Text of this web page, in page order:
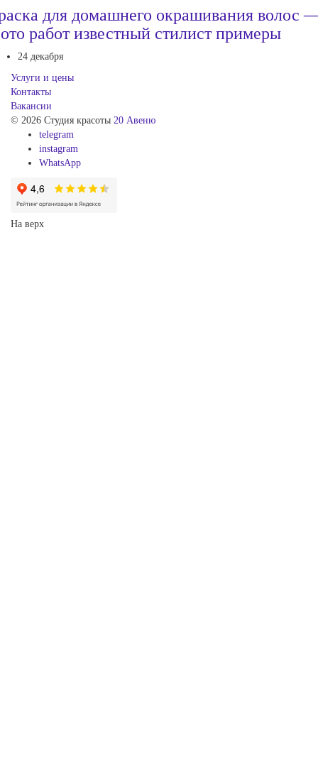
для домашнего окрашивания волос
работ известный стилист примеры
24 декабря
Услуги и цены
Контакты
Вакансии
© 2026 Студия красоты 20 Авеню
telegram
instagram
WhatsApp
На верх